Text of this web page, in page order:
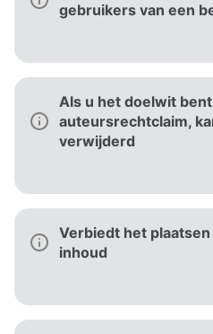
gebruikers van een
Als u het doelwit
auteursrechtclaim,
verwijderd
Verbiedt het
inhoud